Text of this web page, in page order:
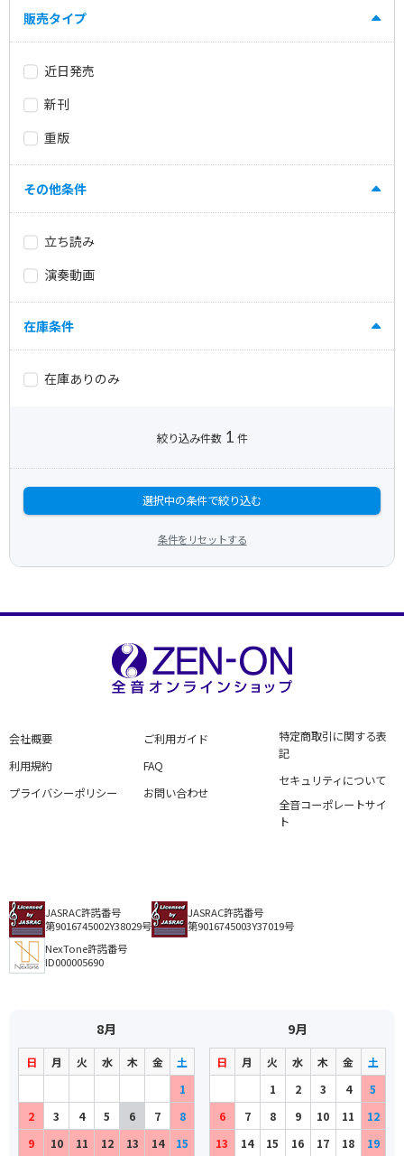
販売タイプ
近日発売
新刊
重版
その他条件
立ち読み
演奏動画
在庫条件
在庫ありのみ
絞り込み件数 1 件
選択中の条件で絞り込む
条件をリセットする
会社概要
利用規約
プライバシーポリシー
ご利用ガイド
FAQ
お問い合わせ
特定商取引に関する表
記
セキュリティについて
全音コーポレートサイ
ト
JASRAC許諾番号
第9016745002Y38029号
JASRAC許諾番号
第9016745003Y37019号
NexTone許諾番号
ID000005690
8月
日 月 火 水 木 金
土
1
2
3 4 5 6 7
8
9
10 11 12 13 14 15
9月
日 月 火 水 木 金
土
1
2 3 4
5
6
7 8 9 10 11
12
13
14 15 16 17 18 19